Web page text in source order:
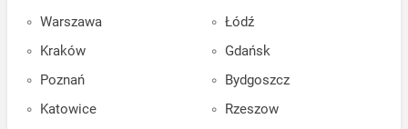
Warszawa
Kraków
Poznań
Katowice
Łódź
Gdańsk
Bydgoszcz
Rzeszow